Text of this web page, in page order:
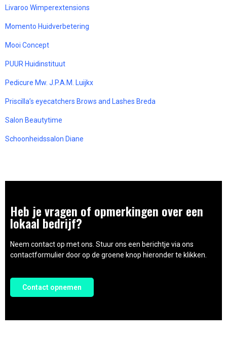
Livaroo Wimperextensions
Momento Huidverbetering
Mooi Concept
PUUR Huidinstituut
Pedicure Mw. J.P.A.M. Luijkx
Priscilla’s eyecatchers Brows and Lashes Breda
Salon Beautytime
Schoonheidssalon Diane
Heb je vragen of opmerkingen over een
lokaal bedrijf?
Neem contact op met ons. Stuur ons een berichtje via ons
contactformulier door op de groene knop hieronder te klikken.
Contact opnemen